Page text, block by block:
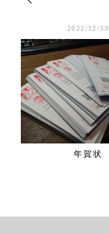
2022/12/30
年賀状